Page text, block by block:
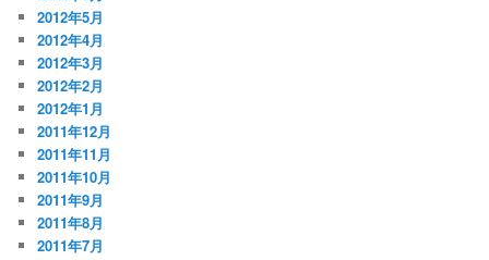
2012年5月
2012年4月
2012年3月
2012年2月
2012年1月
2011年12月
2011年11月
2011年10月
2011年9月
2011年8月
2011年7月